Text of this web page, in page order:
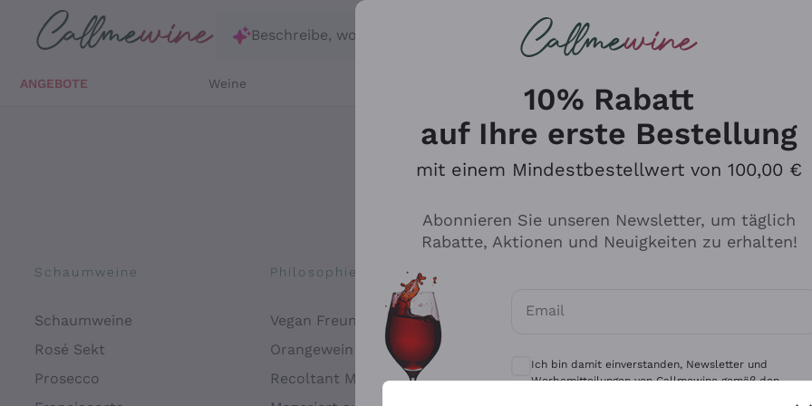
Zum Hauptinhalt springen
Beschreibe, wonach du suchst
ANGEBOTE Weine
Schaumweine
Schaumweine
Rosé Sekt
Prosecco
Philosophien
Vegan Freundlich
Orangewein
Recoltant Manipulant
Antinori
Ca' del Bosco
Gavi
10% Rabatt
auf Ihre erste Bestellung
mit einem Mindestbestellwert von 100,00 €
Abonnieren Sie unseren Newsletter, um täglich
Rabatte, Aktionen und Neuigkeiten zu erhalten!
Email
Optionale Einwilligungen zum Erhalt von
Ich bin damit einverstanden, Newsletter und
Werbemitteilungen von Callmewine gemäß den -